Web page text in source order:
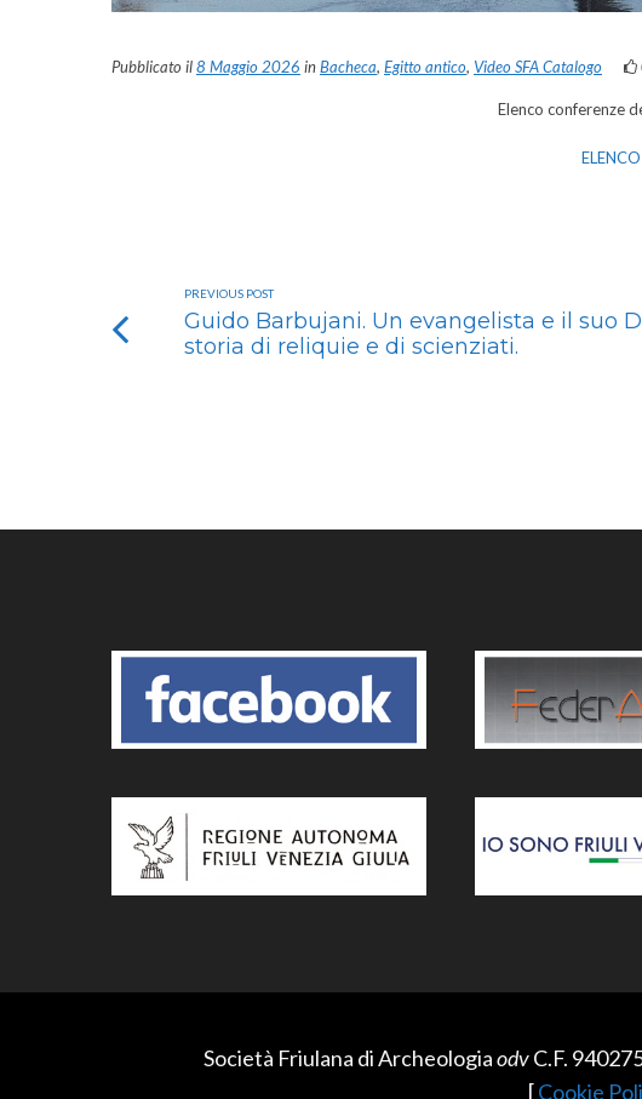
Pubblicato il8 Maggio 2026 inBacheca, Egitto antico, Video SFA Catalogo
Elenco conferenze
PREVIOUS POST
Guido Barbujani. Un evangelista e il suo
storia di reliquie e di scienziati.
Società Friulana di ArcheologiaodvC.F.
[Cookie